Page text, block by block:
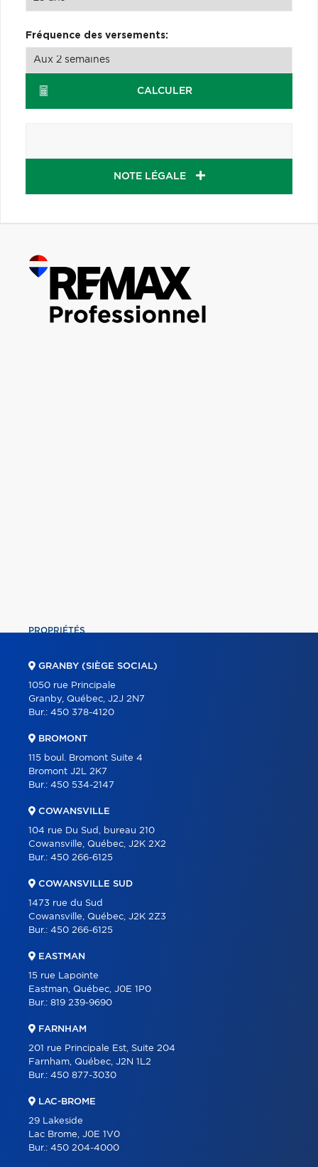
Fréquence des versements:
CALCULER
NOTE LÉGALE
PROPRIÉTÉS
À PROPOS
PARTENAIRES
CONTACT
GRANBY (SIÈGE SOCIAL)
1050 rue Principale
Granby, Québec, J2J 2N7
Bur.: 450 378-4120
BROMONT
115 boul. Bromont Suite 4
Bromont J2L 2K7
Bur.: 450 534-2147
COWANSVILLE
104 rue Du Sud, bureau 210
Cowansville, Québec, J2K 2X2
Bur.: 450 266-6125
COWANSVILLE SUD
1473 rue du Sud
Cowansville, Québec, J2K 2Z3
Bur.: 450 266-6125
EASTMAN
15 rue Lapointe
Eastman, Québec, J0E 1P0
Bur.: 819 239-9690
FARNHAM
201 rue Principale Est, Suite 204
Farnham, Québec, J2N 1L2
Bur.: 450 877-3030
LAC-BROME
29 Lakeside
Lac Brome, J0E 1V0
Bur.: 450 204-4000